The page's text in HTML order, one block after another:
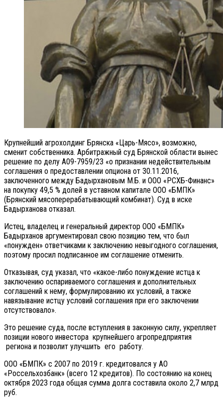
Крупнейший агрохолдинг Брянска «Царь-Мясо», возможно,
сменит собственника. Арбитражный суд Брянской области вынес
решение по делу А09-7959/23 «о признании недействительным
соглашения о предоставлении опциона от 30.11.2016,
заключенного между Бадырхановым М.Б. и ООО «РСХБ-Финанс»
на покупку 49,5 % долей в уставном капитале ООО «БМПК»
(Брянский мясоперерабатывающий комбинат). Суд в иске
Бадырханова отказал.
Истец, владелец и генеральный директор ООО «БМПК»
Бадырханов аргументировал свою позицию тем, что был
«понужден» ответчиками к заключению невыгодного соглашения,
поэтому просил подписанное им соглашение отменить.
Отказывая, суд указал, что «какое-либо понуждение истца к
заключению оспариваемого соглашения и дополнительных
соглашений к нему, формулированию их условий, а также
навязывание истцу условий соглашения при его заключении
отсутствовало».
Это решение суда, после вступления в законную силу, укрепляет
позиции нового инвестора крупнейшего агропредприятия
региона и позволит улучшить его работу.
ООО «БМПК» с 2007 по 2019 г. кредитовался у АО
«Россельхозбанк» (всего 12 кредитов). По состоянию на конец
октября 2023 года общая сумма долга составила около 2,7 млрд
руб.